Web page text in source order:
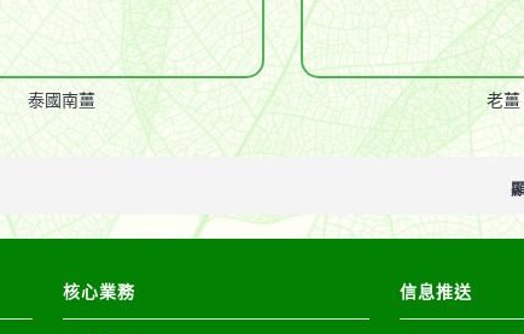
泰國南薑 老薑
核心業務 信息推送